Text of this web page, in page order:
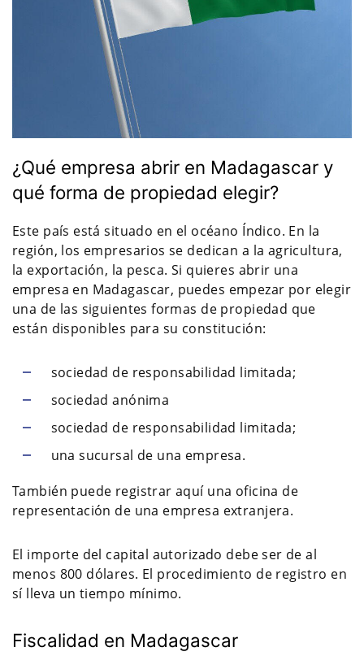
¿Qué empresa abrir en Madagascar y
qué forma de propiedad elegir?
Este país está situado en el océano Índico. En la
región, los empresarios se dedican a la agricultura,
la exportación, la pesca. Si quieres abrir una
empresa en Madagascar, puedes empezar por elegir
una de las siguientes formas de propiedad que
están disponibles para su constitución:
sociedad de responsabilidad limitada;
sociedad anónima
sociedad de responsabilidad limitada;
una sucursal de una empresa.
También puede registrar aquí una oficina de
representación de una empresa extranjera.
El importe del capital autorizado debe ser de al
menos 800 dólares. El procedimiento de registro en
sí lleva un tiempo mínimo.
Fiscalidad en Madagascar